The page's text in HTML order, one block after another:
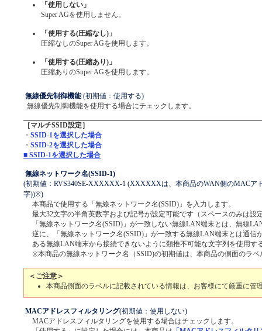
「使用しない」
Super AGを使用しません。
「使用する(圧縮なし)」
圧縮なしのSuper AGを使用します。
「使用する(圧縮あり)」
圧縮ありのSuper AGを使用します。
無線優先制御機能(初期値：使用する)
無線優先制御機能を使用する場合にチェックします。
［マルチSSID設定］
・ SSID-1を選択した場合
・ SSID-2を選択した場合
■ SSID-1を選択した場合
無線ネットワーク名(SSID-1)
(初期値：RVS340SE-XXXXXX-1 (XXXXXXは、本商品のWAN側のMACア
字))※)
本商品で使用する「無線ネットワーク名(SSID)」を入力します。
最大32文字の半角英数字および記号が設定可能です（スペースのみは設
「無線ネットワーク名(SSID)」が一致しない無線LAN端末とは、無線
逆に、「無線ネットワーク名(SSID)」が一致する無線LAN端末とは通信
ある無線LAN端末から接続できないように類推不可能な文字列を使用す
※本商品の無線ネットワーク名（SSID)の初期値は、本商品の側面のラ
＜ご注意＞
本商品側面のラベルに記載されている情報は、お客様にて厳重に管
MACアドレスフィルタリング(初期値：使用しない)
MACアドレスフィルタリングを使用する場合はチェックします。